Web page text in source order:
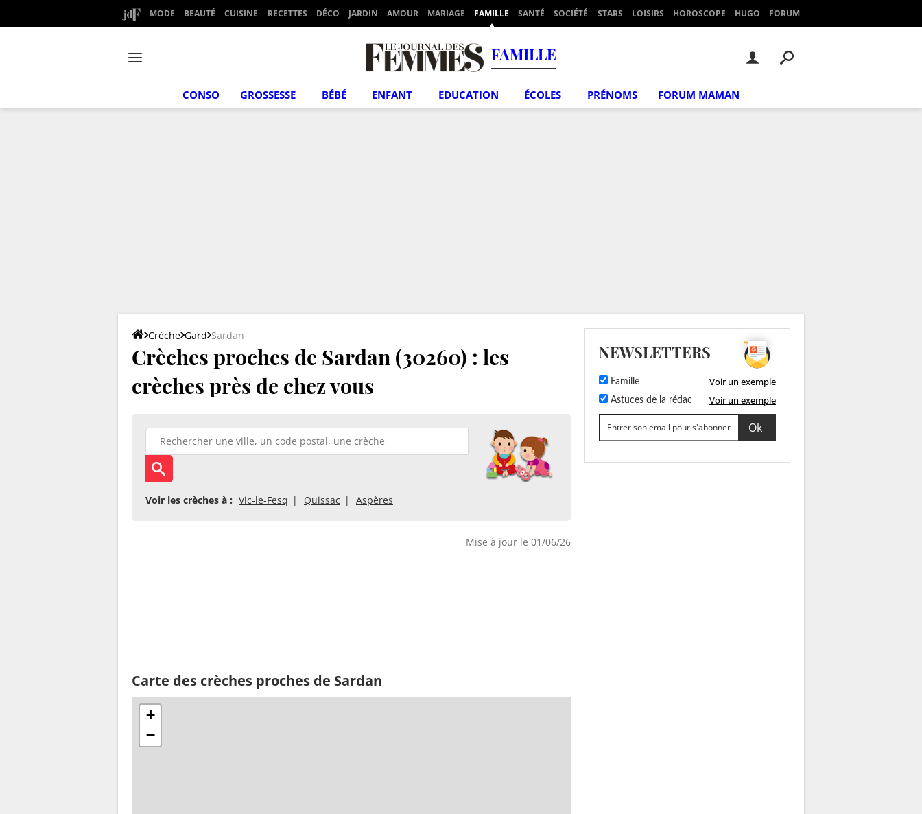
MODE BEAUTÉ CUISINE RECETTES DÉCO JARDIN AMOUR MARIAGE FAMILLE SANTÉ SOCIÉTÉ STARS LOISIRS HOROSCOPE HUGO FORUM
FAMILLE
CONSO GROSSESSE BÉBÉ ENFANT EDUCATION ÉCOLES PRÉNOMS FORUM MAMAN
Crèche Gard Sardan
Crèches proches de Sardan (30260) : les
crèches près de chez vous
Voir les crèches à : Vic-le-Fesq Quissac Aspères
Mise à jour le 01/06/26
Carte des crèches proches de Sardan
+
−
NEWSLETTERS
Famille Voir un exemple
Astuces de la rédac Voir un exemple